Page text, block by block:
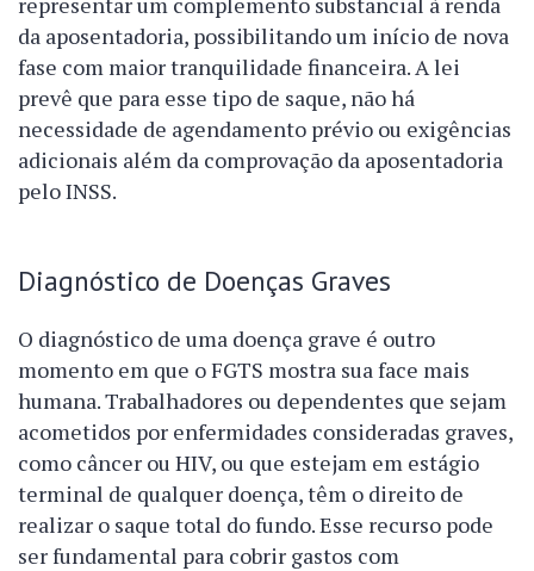
da aposentadoria, possibilitando um início de nova
fase com maior tranquilidade financeira. A lei
prevê que para esse tipo de saque, não há
necessidade de agendamento prévio ou exigências
adicionais além da comprovação da aposentadoria
pelo INSS.
Diagnóstico de Doenças Graves
O diagnóstico de uma doença grave é outro
momento em que o FGTS mostra sua face mais
humana. Trabalhadores ou dependentes que sejam
acometidos por enfermidades consideradas graves,
como câncer ou HIV, ou que estejam em estágio
terminal de qualquer doença, têm o direito de
realizar o saque total do fundo. Esse recurso pode
ser fundamental para cobrir gastos com